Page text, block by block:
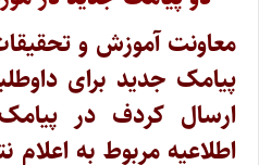
معاونت آموزش و
ارسال کردف در
اطلاعیه مربوط به اعلام